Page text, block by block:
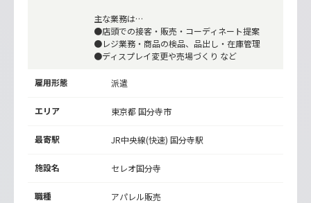
主な業務は…
●店頭での接客・販売・コーディネート提案
●レジ業務・商品の検品、品出し・在庫管理
●ディスプレイ変更や売場づくり など
雇用形態 派遣
エリア 東京都 国分寺市
最寄駅 JR中央線(快速) 国分寺駅
施設名 セレオ国分寺
職種 アパレル販売